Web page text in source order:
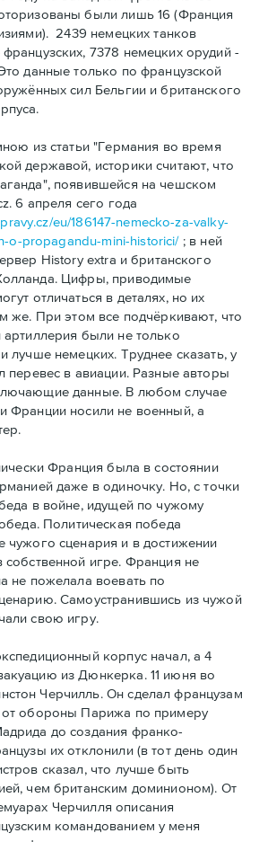
были лишь 16 (Франция
2439 немецких танков
7378 немецких орудий -
данные только по французской
сил Бельгии и британского
из статьи "Германия во время
державой, историки считают, что
появившейся на чешском
6 апреля сего года
eu/186147-nemecko-za-valky-
o-propagandu-mini-historici/; в ней
History extra и британского
Цифры, привoдимые
отличаться в деталях, но их
же. При этом все подчёркивают, что
артиллерия были не только
лучше немецких. Труднее сказать, у
перевес в авиации. Разные авторы
данные. В любом случае
Франции носили не военный, а
Франция была в состоянии
даже в одиночку. Но, с точки
в войне, идущей по чужому
Политическая победа
чужого сценария и в достижении
собственной игре. Франция не
не пожелала воевать по
Самоустранившись из чужой
свою игру.
корпус начал, а 4
из Дюнкерка. 11 июня во
Черчилль. Он сделал французам
от обороны Парижа по примеру
до создания франко-
их отклонили (в тот день один
сказал, что лучше быть
чем британским доминионом). От
Черчилля описания
командованием у меня